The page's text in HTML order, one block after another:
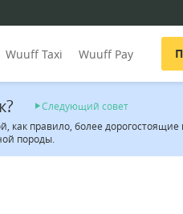
Wuuff Taxi Wuuff Pay
Следующий совет
как правило, более
породы.